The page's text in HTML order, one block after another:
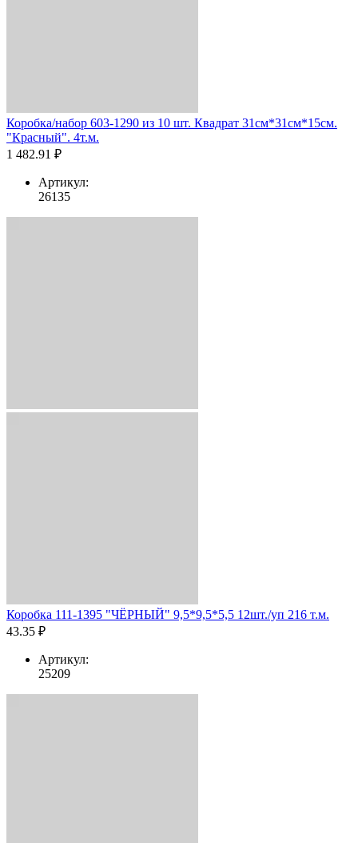
Коробка/набор 603-1290 из 10 шт. Квадрат 31см*31см*15см.
"Красный". 4т.м.
1 482.91 ₽
Артикул:
26135
Коробка 111-1395 "ЧЁРНЫЙ" 9,5*9,5*5,5 12шт./уп 216 т.м.
43.35 ₽
Артикул:
25209